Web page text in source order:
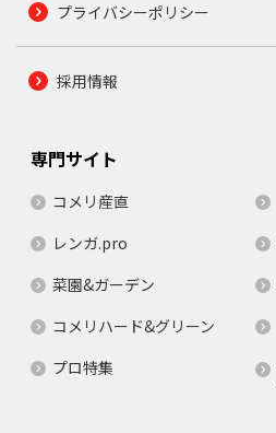
プライバシーポリシー
採用情報
専門サイト
コメリ産直
レンガ.pro
菜園&ガーデン
コメリハード&グリーン
プロ特集